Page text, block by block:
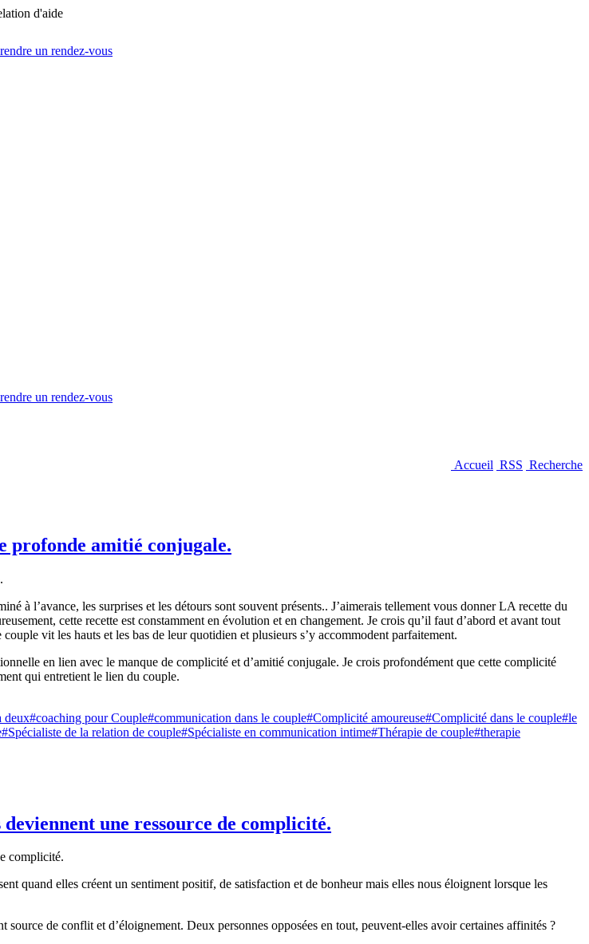
un rendez-vous
un rendez-vous
Accueil RSS Recherche
profonde amitié conjugale.
à l’avance, les surprises et les détours sont souvent présents.. J’aimerais tellement vous donner LA recette du
cette recette est constamment en évolution et en changement. Je crois qu’il faut d’abord et avant tout
vit les hauts et les bas de leur quotidien et plusieurs s’y accommodent parfaitement.
en lien avec le manque de complicité et d’amitié conjugale. Je crois profondément que cette complicité
qui entretient le lien du couple.
deux#coaching pour Couple#communication dans le couple#Complicité amoureuse#Complicité dans le couple#le
#Spécialiste de la relation de couple#Spécialiste en communication intime#Thérapie de couple#therapie
une ressource de complicité.
quand elles créent un sentiment positif, de satisfaction et de bonheur mais elles nous éloignent lorsque les
source de conflit et d’éloignement. Deux personnes opposées en tout, peuvent-elles avoir certaines affinités ?